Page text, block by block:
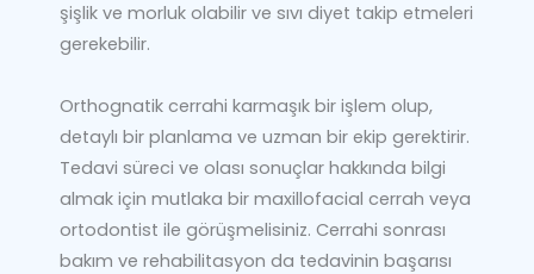
şişlik ve morluk olabilir ve sıvı diyet takip etmeleri
gerekebilir.
Orthognatik cerrahi karmaşık bir işlem olup,
detaylı bir planlama ve uzman bir ekip gerektirir.
Tedavi süreci ve olası sonuçlar hakkında bilgi
almak için mutlaka bir maxillofacial cerrah veya
ortodontist ile görüşmelisiniz. Cerrahi sonrası
bakım ve rehabilitasyon da tedavinin başarısı